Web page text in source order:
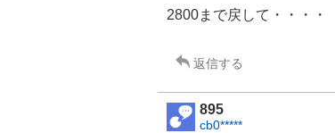
2800まで戻して・・・・
返信する
895
cb0*****